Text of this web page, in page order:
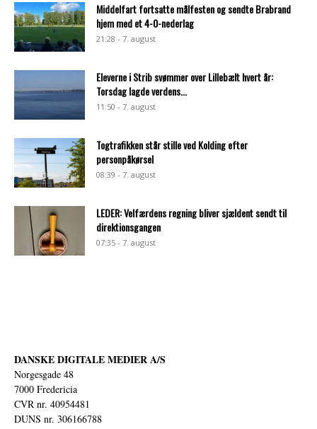
Middelfart fortsatte målfesten og sendte Brabrand
hjem med et 4-0-nederlag
21:28 - 7. august
Eleverne i Strib svømmer over Lillebælt hvert år:
Torsdag lagde verdens...
11:50 - 7. august
Togtrafikken står stille ved Kolding efter
personpåkørsel
08:39 - 7. august
LEDER: Velfærdens regning bliver sjældent sendt til
direktionsgangen
07:35 - 7. august
DANSKE DIGITALE MEDIER A/S
Norgesgade 48
7000 Fredericia
CVR nr. 40954481
DUNS nr. 306166788